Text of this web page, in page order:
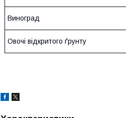
Виноград
Овочі відкритого ґрунту